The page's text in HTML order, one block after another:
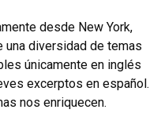
desde New York,
una diversidad de temas
únicamente en inglés
excerptos en español.
nos enriquecen.